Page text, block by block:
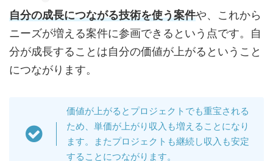
自分の成長につながる技術を使う案件や、これから
ニーズが増える案件に参画できるという点です。自
分が成長することは自分の価値が上がるということ
につながります。
価値が上がるとプロジェクトでも重宝される
ため、単価が上がり収入も増えることになり
ます。またプロジェクトも継続し収入も安定
することにつながります。